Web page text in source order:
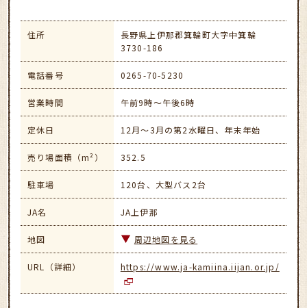
住所
長野県上伊那郡箕輪町大字中箕輪
3730-186
電話番号 0265-70-5230
営業時間 午前9時～午後6時
定休日 12月～3月の第2水曜日、年末年始
売り場面積（m²） 352.5
駐車場 120台、大型バス2台
JA名 JA上伊那
地図 周辺地図を見る
URL（詳細） https://www.ja-kamiina.iijan.or.jp/